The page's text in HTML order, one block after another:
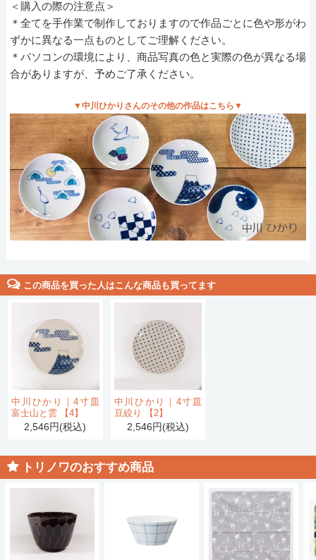
＜購入の際の注意点＞
＊全てを手作業で制作しておりますので作品ごとに色や形がわ
ずかに異なる一点ものとしてご理解ください。
＊パソコンの環境により、商品写真の色と実際の色が異なる場
合がありますが、予めご了承ください。
▼中川ひかりさんのその他の作品はこちら▼
この商品を買った人はこんな商品も買ってます
中川ひかり｜4寸皿
富士山と雲 【4】
2,546円(税込)
中川ひかり｜4寸皿
豆絞り 【2】
2,546円(税込)
トリノワのおすすめ商品